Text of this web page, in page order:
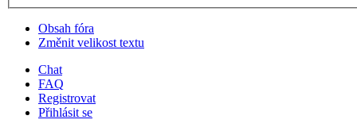
Obsah fóra
Změnit velikost textu
Chat
FAQ
Registrovat
Přihlásit se